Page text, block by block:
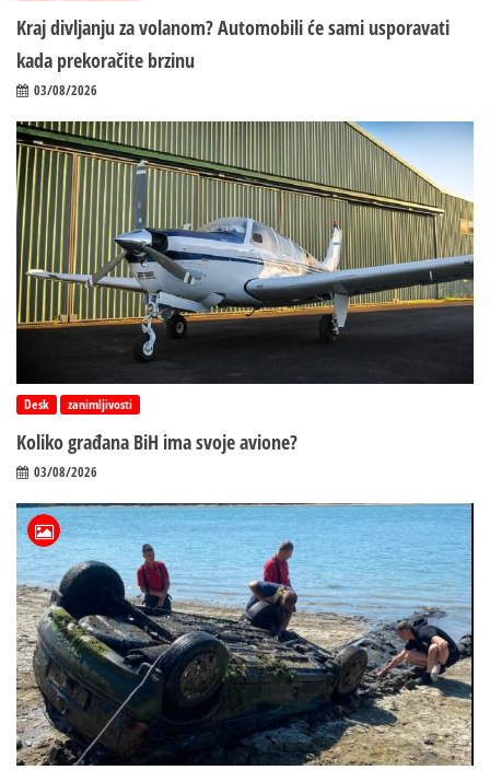
Kraj divljanju za volanom? Automobili će sami usporavati
kada prekoračite brzinu
03/08/2026
Desk zanimljivosti
Koliko građana BiH ima svoje avione?
03/08/2026